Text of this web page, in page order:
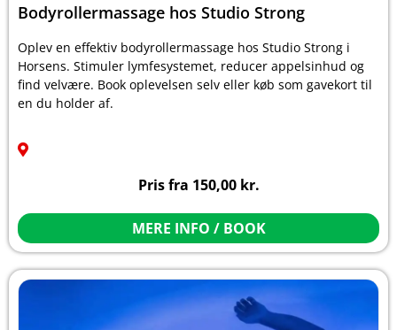
Bodyrollermassage hos Studio Strong
Oplev en effektiv bodyrollermassage hos Studio Strong i
Horsens. Stimuler lymfesystemet, reducer appelsinhud og
find velvære. Book oplevelsen selv eller køb som gavekort til
en du holder af.
Pris fra 150,00 kr.
MERE INFO / BOOK